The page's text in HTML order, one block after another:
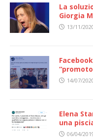
La
Giorgia
13/11/
14/07/
Elena
una
06/04/